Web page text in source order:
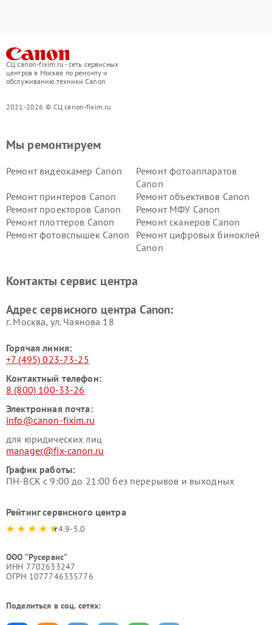
СЦ canon-fixim.ru - сеть сервисных
центров в Москве по ремонту и
обслуживанию техники Canon
2021-2026 © СЦ canon-fixim.ru
Мы ремонтируем
Ремонт видеокамер Canon
Ремонт фотоаппаратов
Canon
Ремонт принтеров Canon
Ремонт объективов Canon
Ремонт проекторов Canon
Ремонт МФУ Canon
Ремонт плоттеров Canon
Ремонт сканеров Canon
Ремонт фотовспышек Canon
Ремонт цифровых биноклей
Canon
Контакты сервис центра
Адрес сервисного центра Canon:
г. Москва, ул. Чаянова 18
Горячая линия:
+7 (495) 023-73-25
Контактный телефон:
8 (800) 100-33-26
Электронная почта:
info@canon-fixim.ru
для юридических лиц
manager@fix-canon.ru
График работы:
ПН-ВСК с 9:00 до 21:00 без перерывов и выходных
Рейтинг сервисного центра
4.9-5.0
ООО "Русервис"
ИНН 7702633247
ОГРН 1077746335776
Поделиться в соц. сетях: